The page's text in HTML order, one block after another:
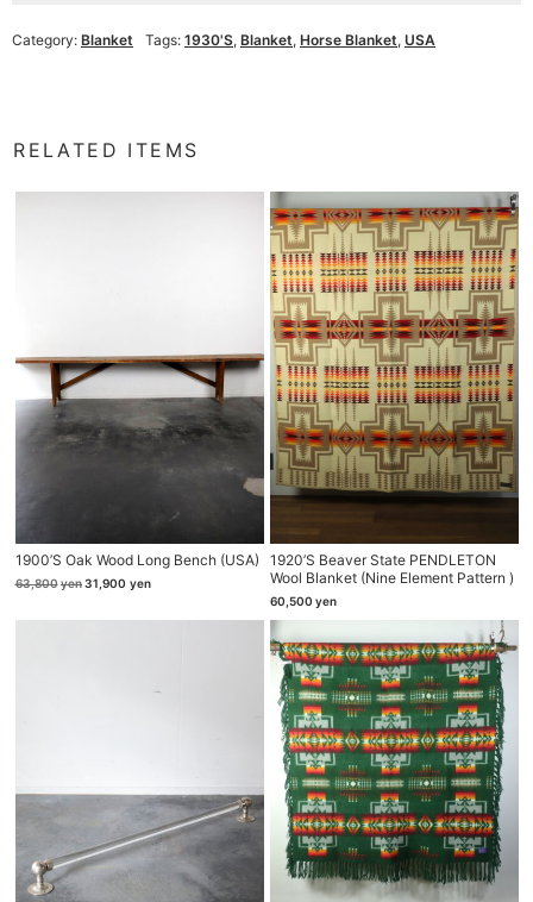
Category: Blanket Tags: 1930's, Blanket, Horse Blanket, USA
RELATED ITEMS
1900’s Oak Wood Long Bench (USA)
63,800 yen元
31,900 yen現
で
1920’s Beaver State PENDLETON
Wool Blanket (nine Element Pattern )
60,500 yen